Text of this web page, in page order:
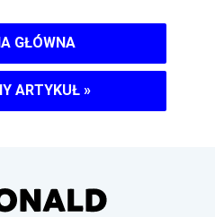
GŁÓWNA
ARTYKUŁ »